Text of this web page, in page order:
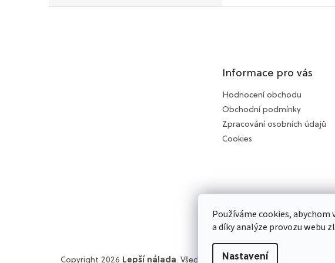
Používáme cookies,
a díky analýze provozu webu
Nastavení
Informace pro vás
Hodnocení obchodu
Obchodní podmínky
Zpracování osobních údajů
Cookies
Copyright 2026 Lepší nálada. Všechna práva vyhrazena.